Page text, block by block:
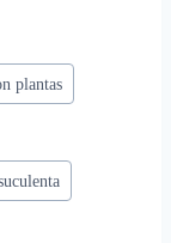
plantas